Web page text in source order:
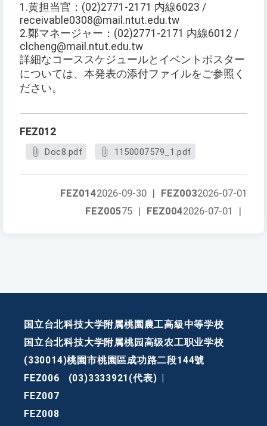
1.黄担当官：(02)2771-2171 内線6023 /
receivable0308@mail.ntut.edu.tw
2.鄭マネージャー：(02)2771-2171 内線6012 /
clcheng@mail.ntut.edu.tw
詳細なコーススケジュールとイベントポスター
については、本発表の添付ファイルをご参照く
ださい。
FEZ012
Doc8.pdf 1150007579_1.pdf
FEZ0032026-07-01
FEZ0142026-09-30 |
FEZ0042026-07-01 |
FEZ00575 |
国立台北科技大学附属桃園農工高級中等学校
国立台北科技大学附属桃园高级农工职业学校
(330014)桃園市桃園區成功路二段144號
FEZ006
(03)3333921(代表)
FEZ007
FEZ008